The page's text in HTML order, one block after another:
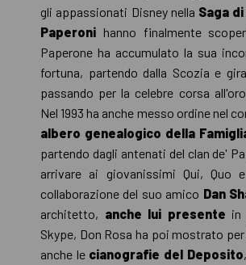
gli appassionati Disney nella Saga
Paperoni hanno finalmente
Paperone ha accumulato la sua
fortuna, partendo dalla Scozia e
passando per la celebre corsa
Nel 1993 ha anche messo ordine nel
albero genealogico della
partendo dagli antenati del clan de'
arrivare ai giovanissimi Qui, Quo
collaborazione del suo amico Dan
architetto, anche lui presente in
Skype, Don Rosa ha poi mostrato
anche le cianografie del Deposito